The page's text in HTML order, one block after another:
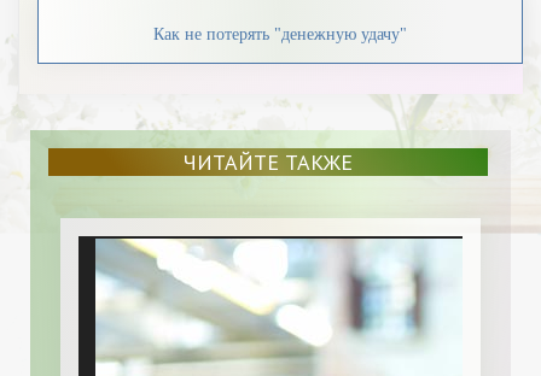
Как не потерять "денежную удачу"
ЧИТАЙТЕ ТАКЖЕ